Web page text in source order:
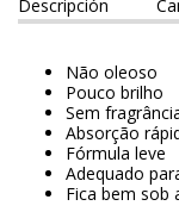
Descripción
Não oleoso
Pouco brilho
Sem
Absorção
Fórmula leve
Adequado
Fica bem sob